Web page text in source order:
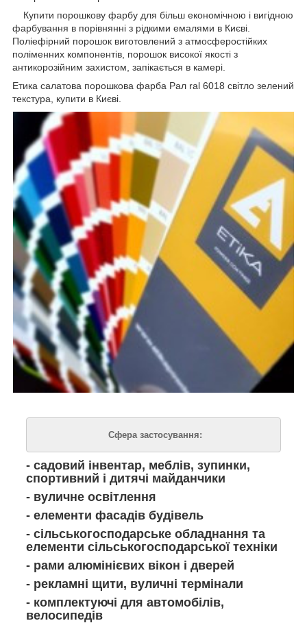
Купити порошкову фарбу для більш економічною і вигідною
фарбування в порівнянні з рідкими емалями в Києві.
Поліефірний порошок виготовлений з атмосферостійких
поліменних компонентів, порошок високої якості з
антикорозійним захистом, запікається в камері.
Етика салатова порошкова фарба Рал ral 6018 світло зелений
текстура, купити в Києві.
Сфера застосування:
- садовий інвентар, меблів, зупинки,
спортивний і дитячі майданчики
- вуличне освітлення
- елементи фасадів будівель
- сільськогосподарське обладнання та
елементи сільськогосподарської техніки
- рами алюмінієвих вікон і дверей
- рекламні щити, вуличні термінали
- комплектуючі для автомобілів,
велосипедів